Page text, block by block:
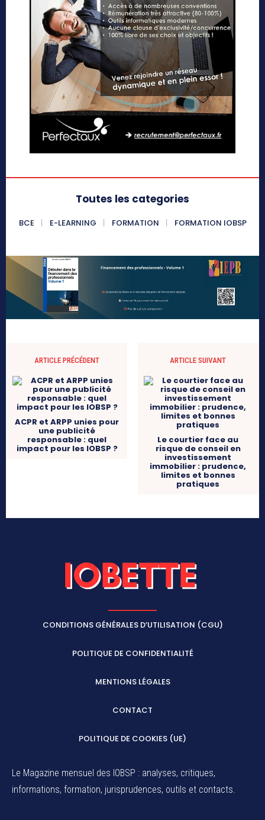
Toutes les categories
BCE E-LEARNING FORMATION FORMATION IOBSP
ARTICLE PRÉCÉDENT
ACPR et ARPP unies pour
une publicité
responsable : quel
impact pour les IOBSP ?
ARTICLE SUIVANT
Le courtier face au
risque de conseil en
investissement
immobilier : prudence,
limites et bonnes
pratiques
CONDITIONS GÉNÉRALES D’UTILISATION (CGU)
POLITIQUE DE CONFIDENTIALITÉ
MENTIONS LÉGALES
CONTACT
POLITIQUE DE COOKIES (UE)
Le Magazine mensuel des IOBSP : analyses, critiques,
informations, formation, jurisprudences, outils et contacts.